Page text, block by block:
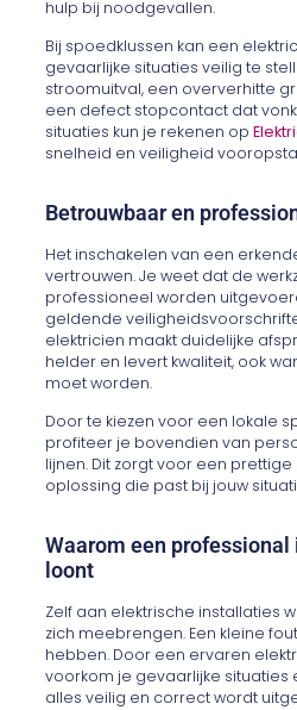
hulp bij noodgevallen.
Bij spoedklussen kan een
gevaarlijke situaties veilig te
stroomuitval, een oververhitte
een defect stopcontact dat
situaties kun je rekenen op
snelheid en veiligheid
Betrouwbaar en
Het inschakelen van een
vertrouwen. Je weet dat de
professioneel worden
geldende
elektricien maakt duidelijke
helder en levert kwaliteit, ook
moet worden.
Door te kiezen voor een lokale
profiteer je bovendien van
lijnen. Dit zorgt voor een
oplossing die past bij jouw
Waarom een
loont
Zelf aan elektrische installaties
zich meebrengen. Een kleine
hebben. Door een ervaren
voorkom je gevaarlijke situaties
alles veilig en correct wordt